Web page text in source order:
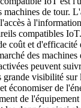
machines de tour.
à
compatibles
coût et d'efficacité
des
peuvent
visibilité sur
économiser de
de